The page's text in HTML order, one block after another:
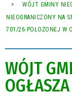
WÓJT GMINY
NIEOGRANICZONY NA
701/26 POŁOŻONEJ W
WÓJT